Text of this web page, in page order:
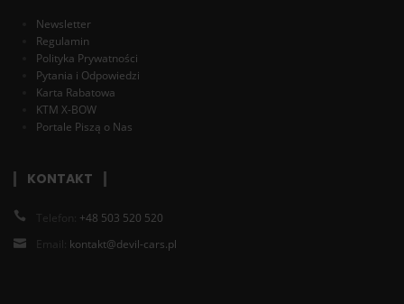
Newsletter
Regulamin
Polityka Prywatności
Pytania i Odpowiedzi
Karta Rabatowa
KTM X-BOW
Portale Piszą o Nas
KONTAKT
Telefon: +48 503 520 520
Email: kontakt@devil-cars.pl